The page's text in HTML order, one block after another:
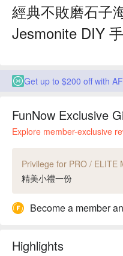
經典不敗磨石子
Jesmonite DIY
Get up to $200 off with
FunNow Exclusive
Explore member-exclusive
Privilege for PRO / ELITE
精美小禮一份
Become a member
Highlights